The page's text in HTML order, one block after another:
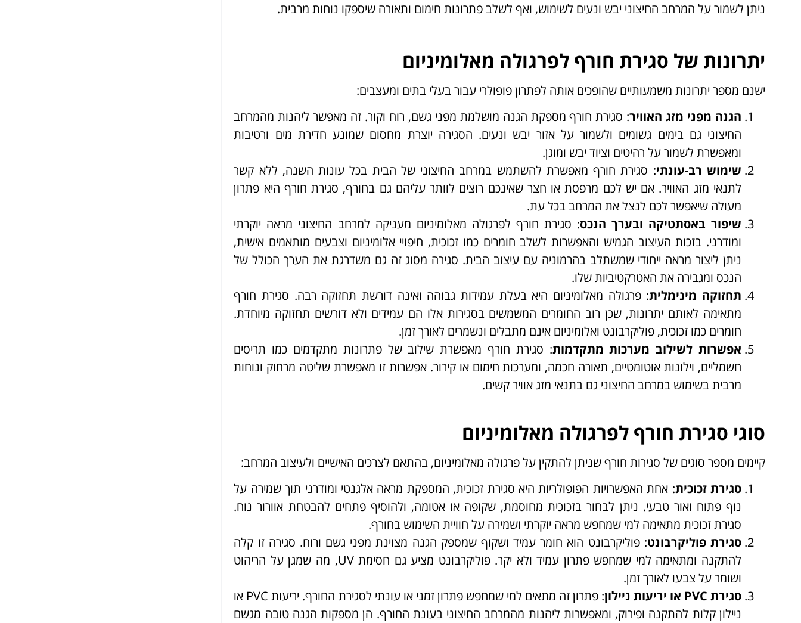
ניתן לשמור על המרחב החיצוני יבש ונעים לשימוש, ואף לשלב פתרונות חימום ותאורה שיספקו נוחות מרבית.
יתרונות של סגירת חורף לפרגולה מאלומיניום
ישנם מספר יתרונות משמעותיים שהופכים אותה לפתרון פופולרי עבור בעלי בתים ומעצבים:
הגנה מפני מזג האוויר: סגירת חורף מספקת הגנה מושלמת מפני גשם, רוח וקור. זה מאפשר ליהנות מהמרחב
החיצוני גם בימים גשומים ולשמור על אזור יבש ונעים. הסגירה יוצרת מחסום שמונע חדירת מים ורטיבות
ומאפשרת לשמור על רהיטים וציוד יבש ומוגן.
שימוש רב-עונתי: סגירת חורף מאפשרת להשתמש במרחב החיצוני של הבית בכל עונות השנה, ללא קשר
לתנאי מזג האוויר. אם יש לכם מרפסת או חצר שאינכם רוצים לוותר עליהם גם בחורף, סגירת חורף היא פתרון
מעולה שיאפשר לכם לנצל את המרחב בכל עת.
שיפור באסתטיקה ובערך הנכס: סגירת חורף לפרגולה מאלומיניום מעניקה למרחב החיצוני מראה יוקרתי
ומודרני. בזכות העיצוב הגמיש והאפשרות לשלב חומרים כמו זכוכית, חיפויי אלומיניום וצבעים מותאמים אישית,
ניתן ליצור מראה ייחודי שמשתלב בהרמוניה עם עיצוב הבית. סגירה מסוג זה גם משדרגת את הערך הכולל של
הנכס ומגבירה את האטרקטיביות שלו.
תחזוקה מינימלית: פרגולה מאלומיניום היא בעלת עמידות גבוהה ואינה דורשת תחזוקה רבה. סגירת חורף
מתאימה לאותם יתרונות, שכן רוב החומרים המשמשים בסגירות אלו הם עמידים ולא דורשים תחזוקה מיוחדת.
חומרים כמו זכוכית, פוליקרבונט ואלומיניום אינם מתבלים ונשמרים לאורך זמן.
אפשרות לשילוב מערכות מתקדמות: סגירת חורף מאפשרת שילוב של פתרונות מתקדמים כמו תריסים
חשמליים, וילונות אוטומטיים, תאורה חכמה, ומערכות חימום או קירור. אפשרות זו מאפשרת שליטה מרחוק ונוחות
מרבית בשימוש במרחב החיצוני גם בתנאי מזג אוויר קשים.
סוגי סגירת חורף לפרגולה מאלומיניום
קיימים מספר סוגים של סגירות חורף שניתן להתקין על פרגולה מאלומיניום, בהתאם לצרכים האישיים ולעיצוב המרחב:
סגירת זכוכית: אחת האפשרויות הפופולריות היא סגירת זכוכית, המספקת מראה אלגנטי ומודרני תוך שמירה על
נוף פתוח ואור טבעי. ניתן לבחור בזכוכית מחוסמת, שקופה או אטומה, ולהוסיף פתחים להבטחת אוורור נוח.
סגירת זכוכית מתאימה למי שמחפש מראה יוקרתי ושמירה על חוויית השימוש בחורף.
סגירת פוליקרבונט: פוליקרבונט הוא חומר עמיד ושקוף שמספק הגנה מצוינת מפני גשם ורוח. סגירה זו קלה
להתקנה ומתאימה למי שמחפש פתרון עמיד ולא יקר. פוליקרבונט מציע גם חסימת UV, מה שמגן על הריהוט
ושומר על צבעו לאורך זמן.
סגירתPVC או יריעות ניילון
: פתרון זה מתאים למי שמחפש פתרון זמני או עונתי לסגירת החורף. יריעות PVC או
ניילון קלות להתקנה ופירוק, ומאפשרות ליהנות מהמרחב החיצוני בעונת החורף. הן מספקות הגנה טובה מגשם